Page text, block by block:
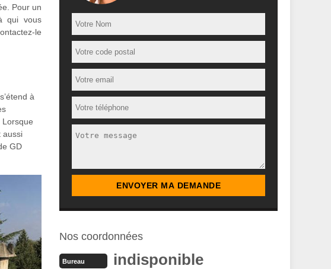
Pour un
qui vous
le
à
aussi
GD
Nos coordonnées
Bureau indisponible